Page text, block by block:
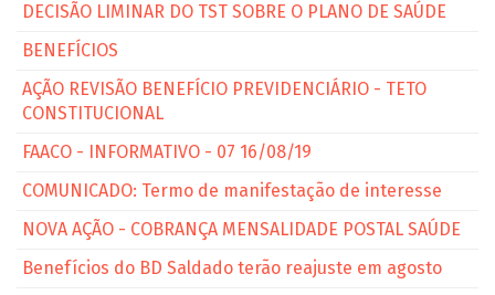
DECISÃO LIMINAR DO TST SOBRE O PLANO DE SAÚDE
BENEFÍCIOS
AÇÃO REVISÃO BENEFÍCIO PREVIDENCIÁRIO - TETO
CONSTITUCIONAL
FAACO - INFORMATIVO - 07 16/08/19
COMUNICADO: Termo de manifestação de interesse
NOVA AÇÃO - COBRANÇA MENSALIDADE POSTAL SAÚDE
Benefícios do BD Saldado terão reajuste em agosto